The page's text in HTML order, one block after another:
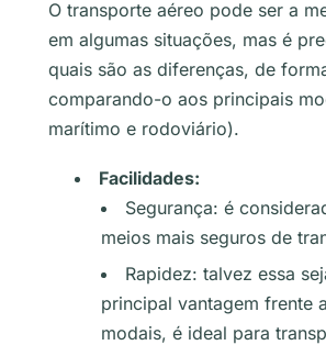
O transporte aéreo pode ser a
em algumas situações, mas é
quais são as diferenças, de
comparando-o aos principais
marítimo e rodoviário).
Facilidades:
Segurança: é
meios mais seguros de
Rapidez: talvez essa
principal vantagem frente
modais, é ideal para